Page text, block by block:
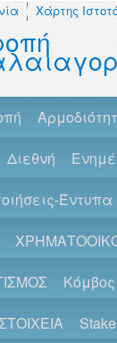
Χάρτης
Διεθνή
Έντυπα